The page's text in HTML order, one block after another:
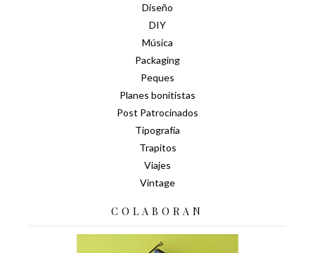
Diseño
DIY
Música
Packaging
Peques
Planes bonitistas
Post Patrocinados
Tipografía
Trapitos
Viajes
Vintage
COLABORAN